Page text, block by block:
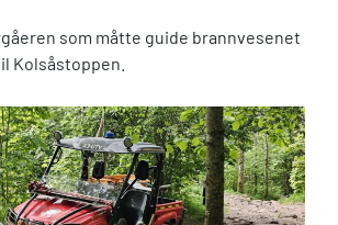
som måtte guide brannvesenet
Kolsåstoppen.